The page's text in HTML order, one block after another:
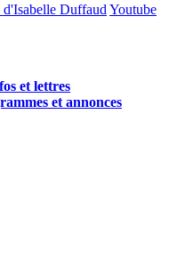
d'Isabelle Duffaud Youtube
et lettres
et annonces